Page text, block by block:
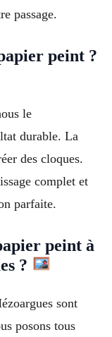
passage.
peint ?
le
durable. La
des cloques.
complet et
parfaite.
peint à
?
sont
posons tous